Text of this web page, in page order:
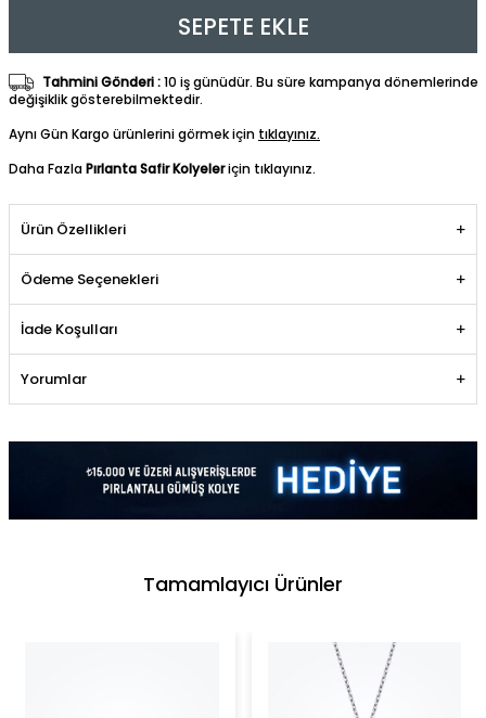
SEPETE EKLE
Tahmini Gönderi :10 iş günüdür. Bu süre kampanya dönemlerinde
değişiklik gösterebilmektedir.
Aynı Gün Kargo ürünlerini görmek için tıklayınız.
Daha FazlaPırlanta Safir Kolyeleriçin tıklayınız.
Ürün Özellikleri
Ödeme Seçenekleri
İade Koşulları
Yorumlar
Tamamlayıcı Ürünler